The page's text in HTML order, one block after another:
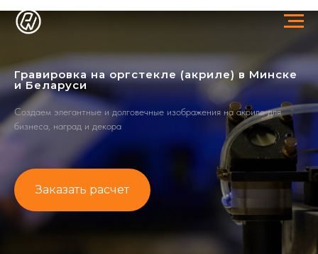
Гравировка на оргстекле (акриле) в Минске
и Беларуси
Создаем элегантные и долговечные изображения на акриле для
бизнеса, наград и декора
Заказать расчет